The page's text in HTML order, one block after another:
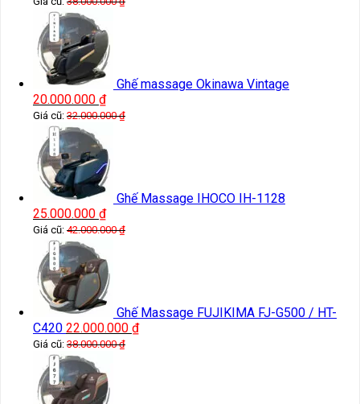
Ghế massage Okinawa Vintage
20.000.000 ₫
Giá cũ: 32.000.000₫
Ghế Massage IHOCO IH-1128
25.000.000 ₫
Giá cũ: 42.000.000₫
Ghế Massage FUJIKIMA FJ-G500 / HT-
C420 22.000.000 ₫
Giá cũ: 38.000.000₫